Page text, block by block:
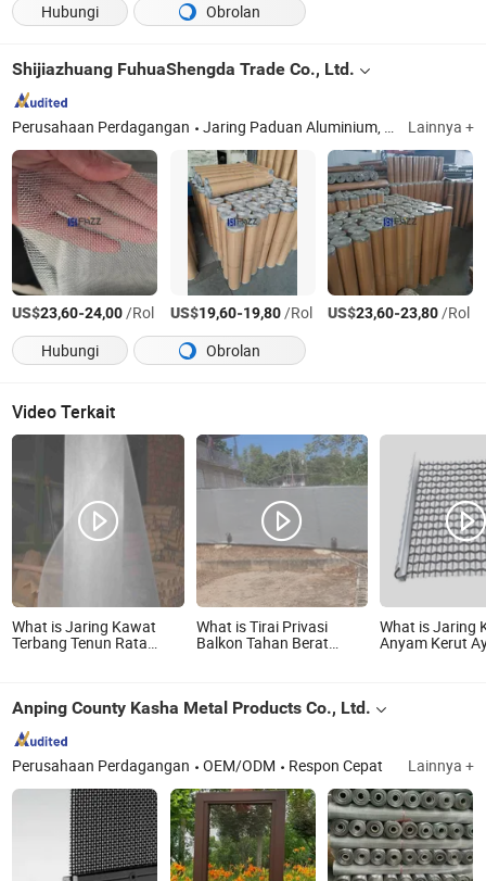
Hubungi
Obrolan
Shijiazhuang FuhuaShengda Trade Co., Ltd.
Perusahaan Perdagangan Jaring Paduan Aluminium, Layar Serat Kaca, Jaring Jendela, Jaring Kawat Lainnya +
US$23,60-24,00/Rol US$19,60-19,80/Rol US$23,60-23,80/Rol
Hubungi
Obrolan
Video Terkait
What is Jaring Kawat
Terbang Tenun Rata
What is Tirai Privasi
Balkon Tahan Berat
Privasi Balkon untuk
What is Jaring
Anyam Kerut
Anping County Kasha Metal Products Co., Ltd.
Perusahaan Perdagangan OEM/ODM Respon Cepat Lainnya +